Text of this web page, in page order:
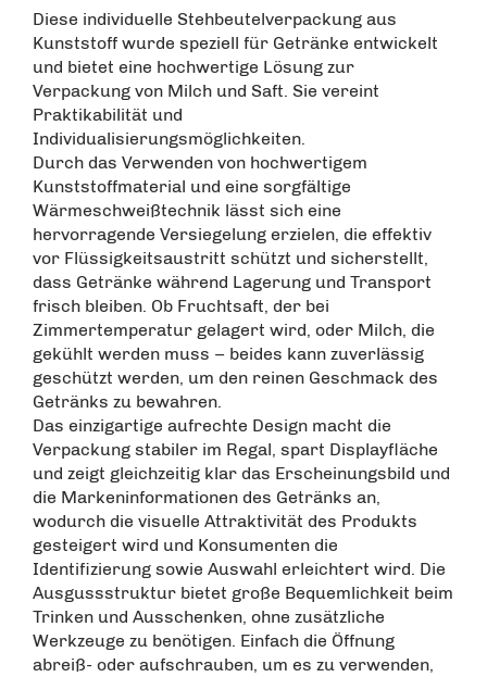
Diese individuelle Stehbeutelverpackung aus
Kunststoff wurde speziell für Getränke entwickelt
und bietet eine hochwertige Lösung zur
Verpackung von Milch und Saft. Sie vereint
Praktikabilität und
Individualisierungsmöglichkeiten.
Durch das Verwenden von hochwertigem
Kunststoffmaterial und eine sorgfältige
Wärmeschweißtechnik lässt sich eine
hervorragende Versiegelung erzielen, die effektiv
vor Flüssigkeitsaustritt schützt und sicherstellt,
dass Getränke während Lagerung und Transport
frisch bleiben. Ob Fruchtsaft, der bei
Zimmertemperatur gelagert wird, oder Milch, die
gekühlt werden muss – beides kann zuverlässig
geschützt werden, um den reinen Geschmack des
Getränks zu bewahren.
Das einzigartige aufrechte Design macht die
Verpackung stabiler im Regal, spart Displayfläche
und zeigt gleichzeitig klar das Erscheinungsbild und
die Markeninformationen des Getränks an,
wodurch die visuelle Attraktivität des Produkts
gesteigert wird und Konsumenten die
Identifizierung sowie Auswahl erleichtert wird. Die
Ausgussstruktur bietet große Bequemlichkeit beim
Trinken und Ausschenken, ohne zusätzliche
Werkzeuge zu benötigen. Einfach die Öffnung
abreiß- oder aufschrauben, um es zu verwenden,